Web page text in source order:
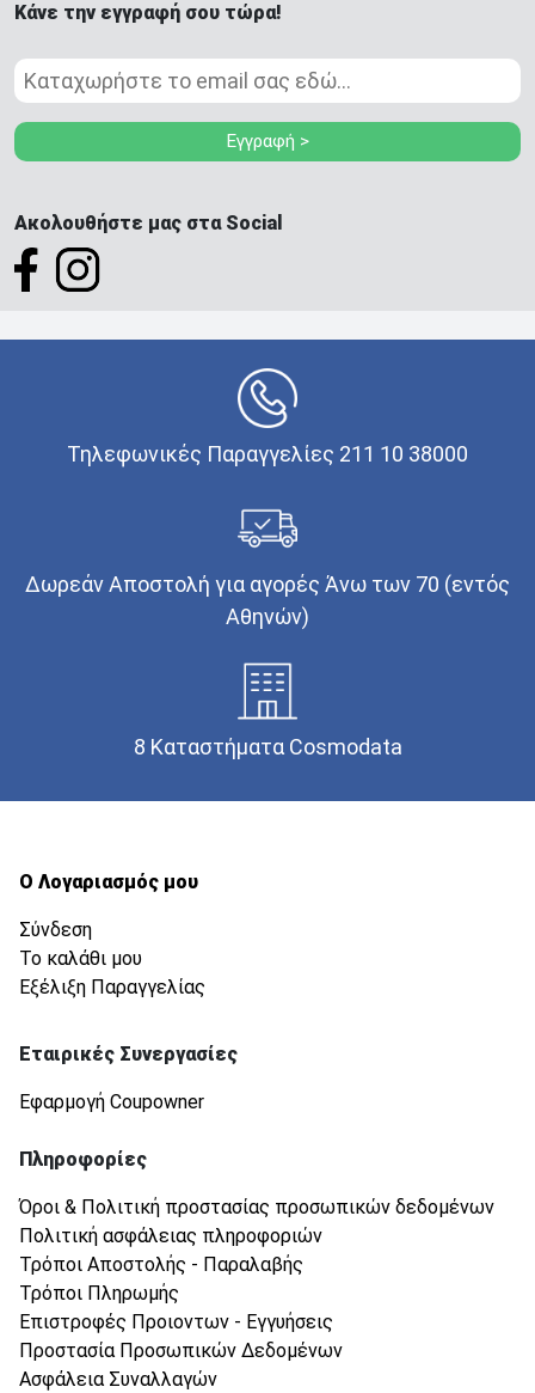
Κάνε την εγγραφή σου τώρα!
Εγγραφή >
Ακολουθήστε μας στα Social
Τηλεφωνικές Παραγγελίες 211 10 38000
Δωρεάν Αποστολή για αγορές Άνω των 70 (εντός
Αθηνών)
8 Καταστήματα Cosmodata
Ο Λογαριασμός μου
Σύνδεση
Το καλάθι μου
Εξέλιξη Παραγγελίας
Εταιρικές Συνεργασίες
Εφαρμογή Coupowner
Πληροφορίες
Όροι & Πολιτική προστασίας προσωπικών δεδομένων
Πολιτική ασφάλειας πληροφοριών
Τρόποι Αποστολής - Παραλαβής
Τρόποι Πληρωμής
Επιστροφές Προιοντων - Εγγυήσεις
Προστασία Προσωπικών Δεδομένων
Ασφάλεια Συναλλαγών